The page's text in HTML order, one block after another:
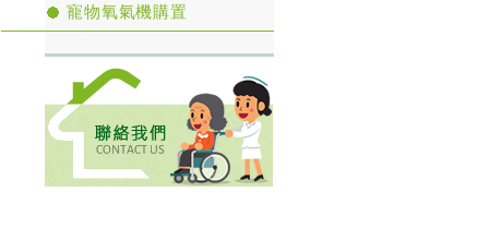
寵物氧氣機購置